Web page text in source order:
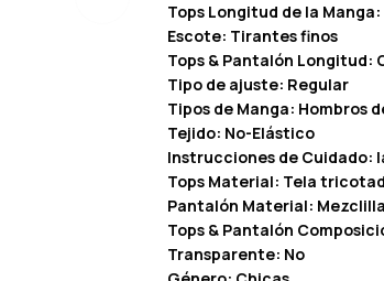
Tops Longitud de la
Escote: Tirantes finos
Tops & Pantalón Longitud:
Tipo de ajuste: Regular
Tipos de Manga: Hombros
Tejido: No-Elástico
Instrucciones de Cuidado:
Tops Material: Tela
Pantalón Material: Mezclilla
Tops & Pantalón
Transparente: No